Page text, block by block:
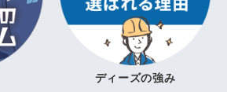
ディーズの強み